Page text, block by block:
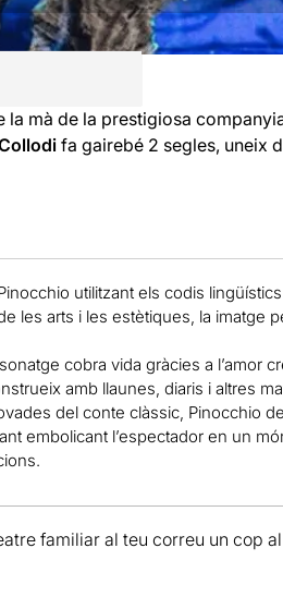
la mà de la prestigiosa
fa gairebé 2 segles, uneix
utilitzant els codis
les arts i les estètiques, la imatge
cobra vida gràcies a l’amor
amb llaunes, diaris i altres
del conte clàssic, Pinocchio
embolicant l’espectador en un
familiar al teu correu un cop